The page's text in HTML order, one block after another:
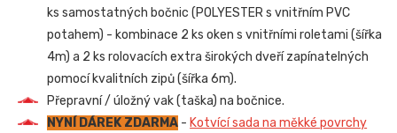
ks samostatných bočnic (POLYESTER s vnitřním PVC
potahem) - kombinace 2 ks oken s vnitřními roletami (šířka
4m) a 2 ks rolovacích extra širokých dveří zapínatelných
pomocí kvalitních zipů (šířka 6m).
Přepravní / úložný vak (taška) na bočnice.
NYNÍ DÁREK ZDARMA - Kotvící sada na měkké povrchy